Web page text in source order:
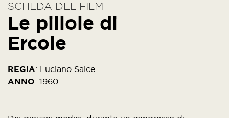
ABOUT
FILM
SCHEDA DEL FILM
Le pillole di
Ercole
REGIA: Luciano Salce
ANNO: 1960